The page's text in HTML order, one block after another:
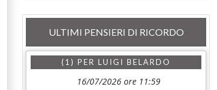
ULTIMI PENSIERI DI RICORDO
(1) PER LUIGI BELARDO
16/07/2026 ore 11:59